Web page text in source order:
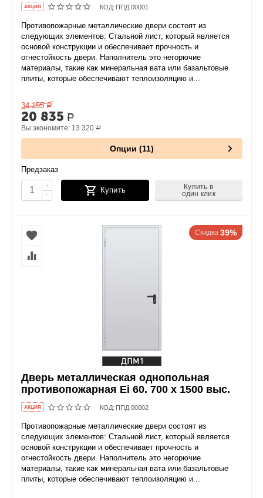
AКЦИЯ КОД: ППД 00001
Противопожарные металлические двери состоят из
следующих элементов: Стальной лист, который является
основой конструкции и обеспечивает прочность и
огнестойкость двери. Наполнитель это негорючие
материалы, такие как минеральная вата или базальтовые
плиты, которые обеспечивают теплоизоляцию и...
34 155 Р
20 835 Р
Вы экономите: 13 320 Р
Опции (11)
Предзаказ
+
−
Купить
Купить в
один клик
Скидка 39%
Дверь металлическая однопольная
противопожарная Ei 60. 700 x 1500 выс.
AКЦИЯ КОД: ППД 00002
Противопожарные металлические двери состоят из
следующих элементов: Стальной лист, который является
основой конструкции и обеспечивает прочность и
огнестойкость двери. Наполнитель это негорючие
материалы, такие как минеральная вата или базальтовые
плиты, которые обеспечивают теплоизоляцию и...